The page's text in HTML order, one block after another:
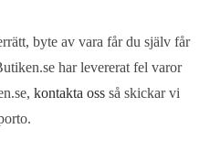
byte av vara får du själv får
har levererat fel varor
kontakta oss så skickar vi